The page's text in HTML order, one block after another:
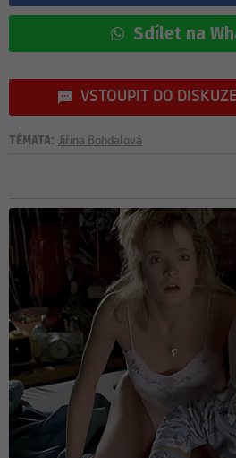
Sdílet na
VSTOUPIT DO
TÉMATA: Jiřina Bohdalová